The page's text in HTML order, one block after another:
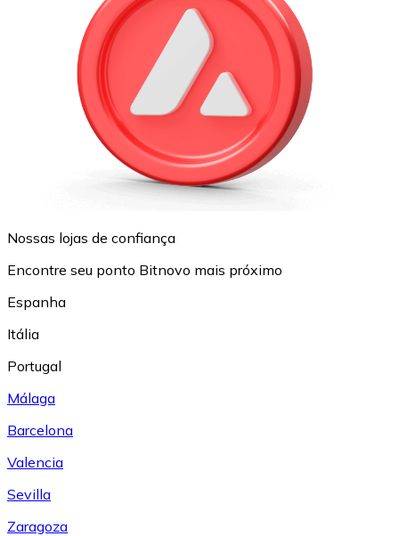
Nossas lojas de confiança
Encontre seu ponto Bitnovo mais próximo
Espanha
Itália
Portugal
Málaga
Barcelona
Valencia
Sevilla
Zaragoza